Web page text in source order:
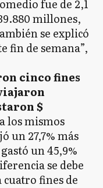
fue de 2,1
millones,
se explicó
fin de semana”,
cinco fines
$
los mismos
un 27,7% más
un 45,9%
se debe
cuatro fines de